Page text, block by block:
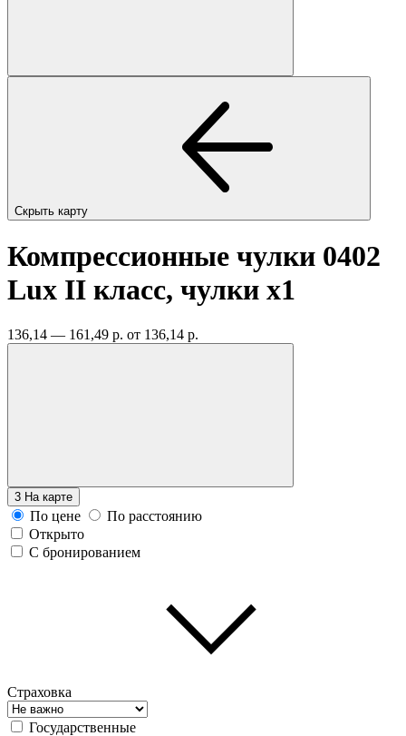
Скрыть карту
Компрессионные чулки 0402
Lux II класс, чулки x1
136,14 — 161,49 р. от 136,14 р.
3 На карте
По цене
По расстоянию
Открыто
С бронированием
Страховка
Государственные